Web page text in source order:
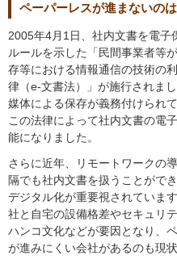
ペーパーレスが進まないの
2005年4月1日、社内文書を電子
ルールを示した「民間事業者等
存等における情報通信の技術の
律（e-文書法）」が施行されま
媒体による保存が義務付けられて
この法律によって社内文書の電
能になりました。
さらに近年、リモートワークの
隔でも社内文書を扱うことがで
デジタル化が重要視されていま
社と自宅の設備格差やセキュリテ
ハンコ文化などが要因となり、
が進みにくい会社があるのも現状